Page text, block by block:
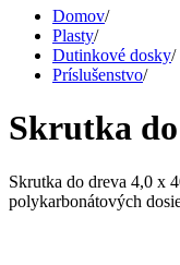
Domov/
Plasty/
Dutinkové dosky/
Príslušenstvo/
Skrutka
Skrutka do dreva 4,0 x
polykarbonátových